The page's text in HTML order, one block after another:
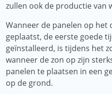
zullen ook de productie van
Wanneer de panelen op het
geplaatst, de eerste goede
geïnstalleerd, is tijdens het
wanneer de zon op zijn
panelen te plaatsen in een
op de grond.